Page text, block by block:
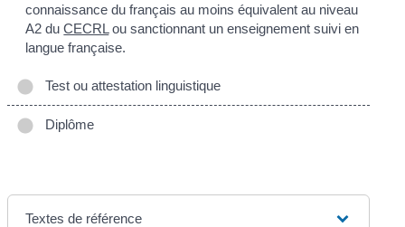
connaissance du français au moins équivalent au niveau
A2 duCECRL ou sanctionnant un enseignement suivi en
langue française.
Test ou attestation linguistique
Diplôme
Textes de référence